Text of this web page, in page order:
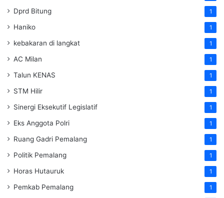
Dprd Bitung 1
Haniko 1
kebakaran di langkat 1
AC Milan 1
Talun KENAS 1
STM Hilir 1
Sinergi Eksekutif Legislatif 1
Eks Anggota Polri 1
Ruang Gadri Pemalang 1
Politik Pemalang 1
Horas Hutauruk 1
Pemkab Pemalang 1